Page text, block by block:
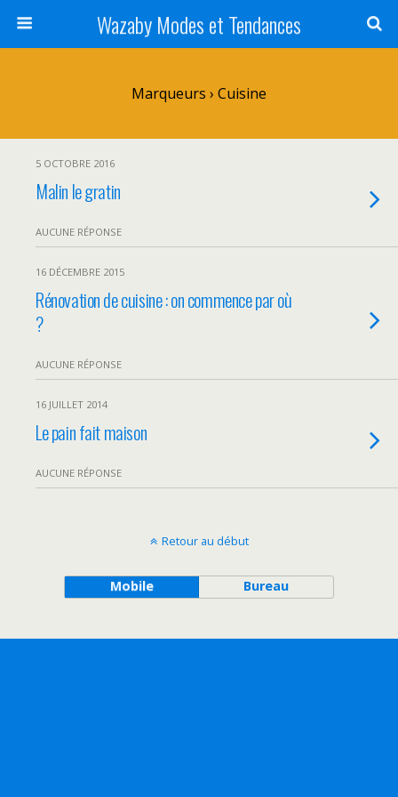
Wazaby Modes et Tendances
Marqueurs › Cuisine
5 OCTOBRE 2016
Malin le gratin
AUCUNE RÉPONSE
16 DÉCEMBRE 2015
Rénovation de cuisine : on commence par où
?
AUCUNE RÉPONSE
16 JUILLET 2014
Le pain fait maison
AUCUNE RÉPONSE
Retour au début
Mobile Bureau